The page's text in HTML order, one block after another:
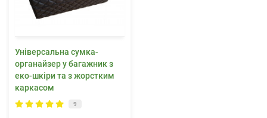
Універсальна сумка-
органайзер у багажник з
еко-шкіри та з жорстким
каркасом
9